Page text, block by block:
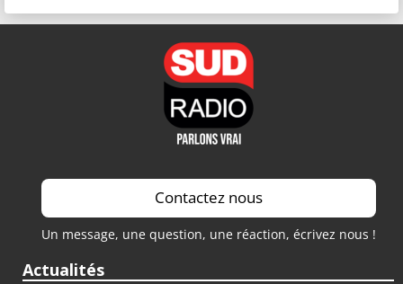
Contactez nous
Un message, une question, une réaction, écrivez nous !
Actualités